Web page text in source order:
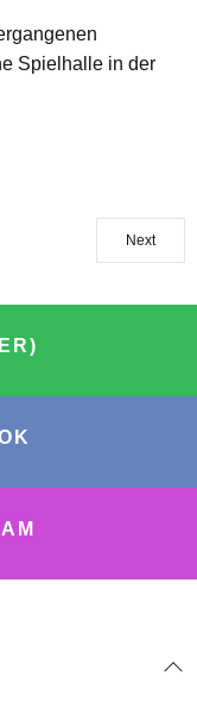
Spielhalle in der
Next